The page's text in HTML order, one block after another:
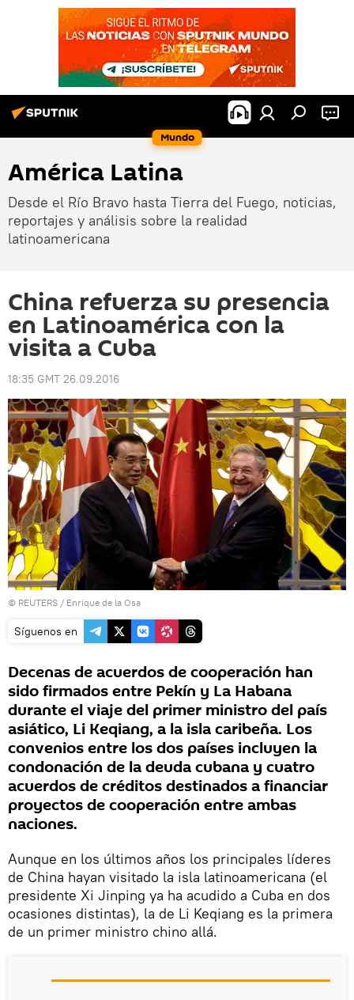
Mundo
América Latina
Desde el Río Bravo hasta Tierra del Fuego, noticias,
reportajes y análisis sobre la realidad
latinoamericana
China refuerza su presencia
en Latinoamérica con la
visita a Cuba
18:35 GMT 26.09.2016
© REUTERS / Enrique de la Osa
Síguenos en
Decenas de acuerdos de cooperación han
sido firmados entre Pekín y La Habana
durante el viaje del primer ministro del país
asiático, Li Keqiang, a la isla caribeña. Los
convenios entre los dos países incluyen la
condonación de la deuda cubana y cuatro
acuerdos de créditos destinados a financiar
proyectos de cooperación entre ambas
naciones.
Aunque en los últimos años los principales líderes
de China hayan visitado la isla latinoamericana (el
presidente Xi Jinping ya ha acudido a Cuba en dos
ocasiones distintas), la de Li Keqiang es la primera
de un primer ministro chino allá.